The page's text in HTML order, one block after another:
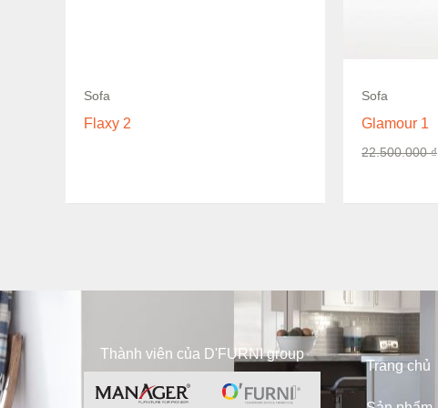
Sofa
Flaxy 2
Sofa
Glamour 1
22.500.000₫
Thành viên của D'FURNI group
Trang chủ